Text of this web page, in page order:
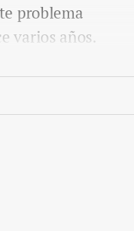
problema
varios años.